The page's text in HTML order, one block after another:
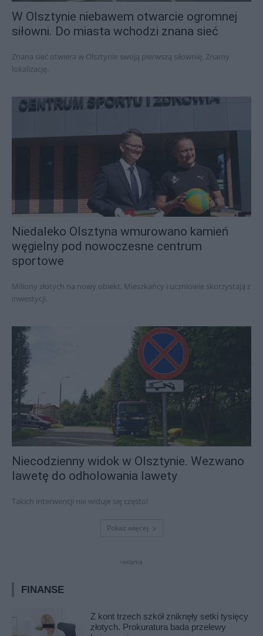
W Olsztynie niebawem otwarcie ogromnej
siłowni. Do miasta wchodzi znana sieć
Znana sieć otwiera w Olsztynie swoją pierwszą siłownię. Znamy
lokalizację.
Niedaleko Olsztyna wmurowano kamień
węgielny pod nowoczesne centrum
sportowe
Miliony złotych na nowy obiekt. Mieszkańcy i uczniowie skorzystają z
inwestycji.
Niecodzienny widok w Olsztynie. Wezwano
lawetę do odholowania lawety
Takich interwencji nie widuje się często!
Pokaż więcej
reklama
FINANSE
Z kont trzech szkół zniknęły setki tysięcy
złotych. Prokuratura bada przelewy